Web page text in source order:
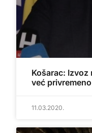
Košarac: Izvoz
već
11.03.2020.